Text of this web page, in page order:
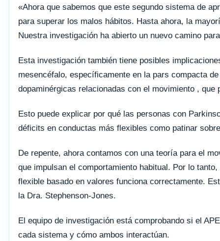
«Ahora que sabemos que este segundo sistema de
para superar los malos hábitos. Hasta ahora, la
Nuestra investigación ha abierto un nuevo camino
Esta investigación también tiene posibles
mesencéfalo, específicamente en la pars compacta
dopaminérgicas relacionadas con el movimiento ,
Esto puede explicar por qué las personas con
déficits en conductas más flexibles como patinar
De repente, ahora contamos con una teoría para el
que impulsan el comportamiento habitual. Por lo
flexible basado en valores funciona correctamente.
la Dra. Stephenson-Jones.
El equipo de investigación está comprobando si el
cada sistema y cómo ambos interactúan.